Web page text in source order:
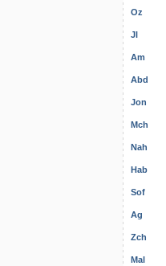
Oz
Jl
Am
Abd
Jon
Mch
Nah
Hab
Sof
Ag
Zch
Mal